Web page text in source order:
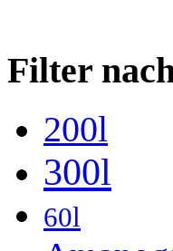
Filter
200l
300l
60l